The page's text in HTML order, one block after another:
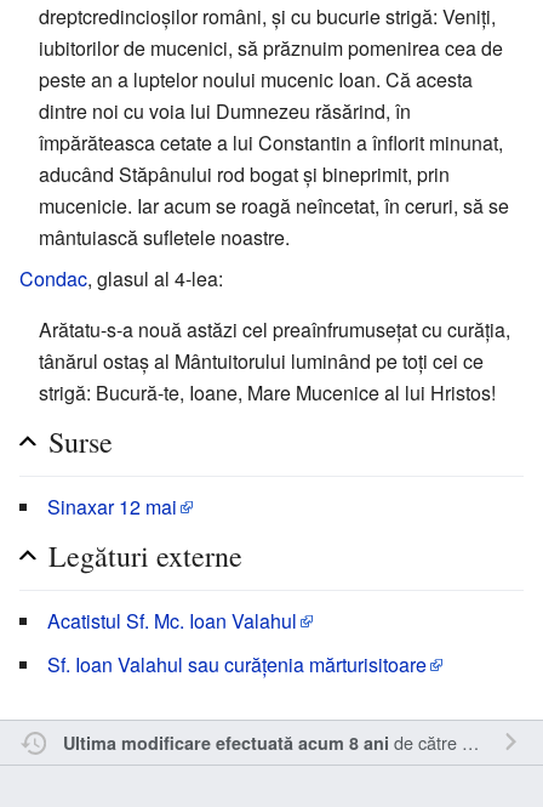
dreptcredincioșilor români, și cu bucurie strigă: Veniți,
iubitorilor de mucenici, să prăznuim pomenirea cea de
peste an a luptelor noului mucenic Ioan. Că acesta
dintre noi cu voia lui Dumnezeu răsărind, în
împărăteasca cetate a lui Constantin a înflorit minunat,
aducând Stăpânului rod bogat și bineprimit, prin
mucenicie. Iar acum se roagă neîncetat, în ceruri, să se
mântuiască sufletele noastre.
Condac, glasul al 4-lea:
Arătatu-s-a nouă astăzi cel preaînfrumusețat cu curăția,
tânărul ostaș al Mântuitorului luminând pe toți cei ce
strigă: Bucură-te, Ioane, Mare Mucenice al lui Hristos!
Surse
Sinaxar 12 mai
Legături externe
Acatistul Sf. Mc. Ioan Valahul
Sf. Ioan Valahul sau curățenia mărturisitoare
Ultima modificare efectuată acum 8 ani de către Cristianm